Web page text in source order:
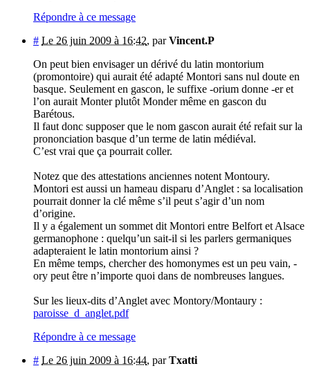
Répondre à ce message
# Le 26 juin 2009 à 16:42, parVincent.P
On peut bien envisager un dérivé du latin montorium
(promontoire) qui aurait été adapté Montori sans nul doute en
basque. Seulement en gascon, le suffixe -orium donne -er et
l’on aurait Monter plutôt Monder même en gascon du
Barétous.
Il faut donc supposer que le nom gascon aurait été refait sur la
prononciation basque d’un terme de latin médiéval.
C’est vrai que ça pourrait coller.
Notez que des attestations anciennes notent Montoury.
Montori est aussi un hameau disparu d’Anglet : sa localisation
pourrait donner la clé même s’il peut s’agir d’un nom
d’origine.
Il y a également un sommet dit Montori entre Belfort et Alsace
germanophone : quelqu’un sait-il si les parlers germaniques
adapteraient le latin montorium ainsi ?
En même temps, chercher des homonymes est un peu vain, -
ory peut être n’importe quoi dans de nombreuses langues.
Sur les lieux-dits d’Anglet avec Montory/Montaury :
paroisse_d_anglet.pdf
Répondre à ce message
# Le 26 juin 2009 à 16:44, parTxatti